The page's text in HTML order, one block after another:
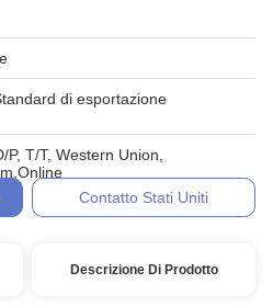
di esportazione
P, T/T, Western Union,
Contatto Stati Uniti
Descrizione Di Prodotto